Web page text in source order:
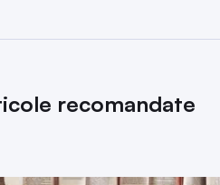
recomandate